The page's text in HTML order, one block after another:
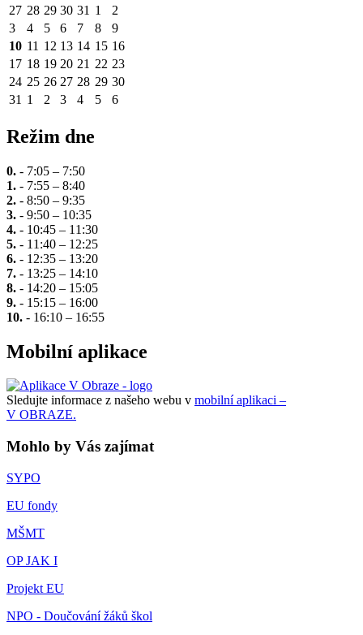
27 28 29 30 31 1
2
3
4 5 6 7 8
9
10 11 12 13 14 15 16
17 18 19 20 21 22 23
24 25 26 27 28 29 30
31 1 2 3 4 5 6
Režim dne
0. - 7:05 – 7:50
1. - 7:55 – 8:40
2. - 8:50 – 9:35
3. - 9:50 – 10:35
4. - 10:45 – 11:30
5. - 11:40 – 12:25
6. - 12:35 – 13:20
7. - 13:25 – 14:10
8. - 14:20 – 15:05
9. - 15:15 – 16:00
10. - 16:10 – 16:55
Mobilní aplikace
Sledujte informace z našeho webu v mobilní aplikaci –
V OBRAZE.
Mohlo by Vás zajímat
SYPO
EU fondy
MŠMT
OP JAK I
Projekt EU
NPO - Doučování žáků škol